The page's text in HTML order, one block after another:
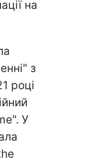
на
з
році
У